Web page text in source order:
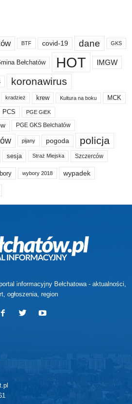
BTF covid-19 dane GKS
Bełchatów HOT IMGW
koronawirus
kradzież krew Kultura na boku MCK
PCS PGE GiEK
PGE GKS Bełchatów
pijany pogoda policja
sesja Straż Miejska Szczerców
wybory 2018 wypadek
informacyjny Bełchatowa - aktualności,
ogłoszenia, region